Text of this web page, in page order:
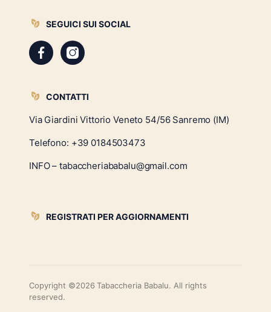
SEGUICI SUI SOCIAL
CONTATTI
Via Giardini Vittorio Veneto 54/56 Sanremo (IM)
Telefono: +39 0184503473
INFO – tabaccheriababalu@gmail.com
REGISTRATI PER AGGIORNAMENTI
Copyright ©2026 Tabaccheria Babalu. All rights
reserved.